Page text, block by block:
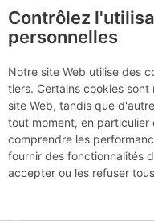
Le Pilier
La
Jeudi 10 août 2017
Contrôlez
personnelles
Notre site Web utilise des
tiers. Certains cookies
site Web, tandis que
tout moment, en
comprendre les
fournir des fonctionnalités
accepter ou les refuser